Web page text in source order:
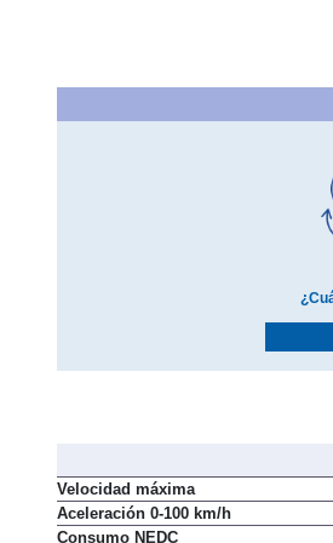
Velocidad máxima
Aceleración 0-100 km/h